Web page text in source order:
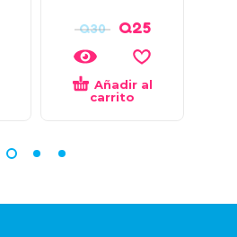
Q30 Q25
Añadir al
carrito